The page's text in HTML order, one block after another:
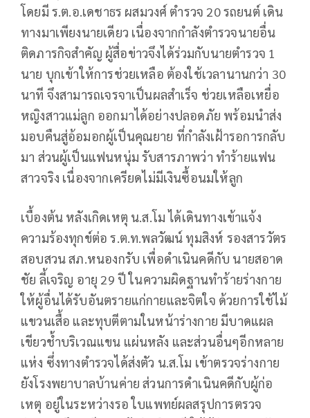
โดยมี ร.ต.อ.เดชาธร ผสมวงศ์ ตำรวจ 20 รถยนต์ เดิน
ทางมาเพียงนายเดียว เนื่องจากกำลังตำรวจนายอื่น
ติดภารกิจสำคัญ ผู้สื่อข่าวจึงได้ร่วมกับนายตำรวจ 1
นาย บุกเข้าให้การช่วยเหลือ ต้องใช้เวลานานกว่า 30
นาที จึงสามารถเจรจาเป็นผลสำเร็จ ช่วยเหลือเหยื่อ
หญิงสาวแม่ลูก ออกมาได้อย่างปลอดภัย พร้อมนำส่ง
มอบคืนสู่อ้อมอกผู้เป็นคุณยาย ที่กำลังเฝ้ารอการกลับ
มา ส่วนผู้เป็นแฟนหนุ่ม รับสารภาพว่า ทำร้ายแฟน
สาวจริง เนื่องจากเครียดไม่มีเงินซื้อนมให้ลูก
เบื้องต้น หลังเกิดเหตุ น.ส.โม ได้เดินทางเข้าแจ้ง
ความร้องทุกข์ต่อ ร.ต.ท.พลวัฒน์ ทุมสิงห์ รองสารวัตร
สอบสวน สภ.หนองกรับ เพื่อดำเนินคดีกับ นายสอาด
ชัย ลี้เจริญ อายุ 29 ปี ในความผิดฐานทำร้ายร่างกาย
ให้ผู้อื่นได้รับอันตรายแก่กายและจิตใจ ด้วยการใช้ไม้
แขวนเสื้อ และทุบตีตามในหน้าร่างกาย มีบาดแผล
เขียวช้ำบริเวณแขน แผ่นหลัง และส่วนอื่นๆอีกหลาย
แห่ง ซึ่งทางตำรวจได้ส่งตัว น.ส.โม เข้าตรวจร่างกาย
ยังโรงพยาบาลบ้านค่าย ส่วนการดำเนินคดีกับผู้ก่อ
เหตุ อยู่ในระหว่างรอ ใบแพทย์ผลสรุปการตรวจ